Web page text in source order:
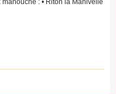
: • Riton la Manivelle